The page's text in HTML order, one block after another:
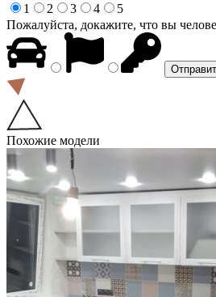
1
2 3 4
5
Пожалуйста, докажите, что вы
Похожие модели